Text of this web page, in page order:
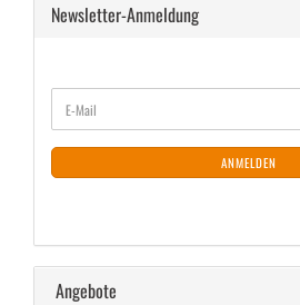
Newsletter-Anmeldung
ZUR
NEWSLETTER-
ANMELDUNG
E-
Mail
ANMELDEN
Angebote